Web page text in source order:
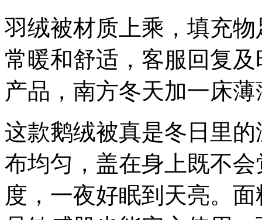
羽绒被材质上乘，填充
常暖和舒适，客服回复
产品，南方冬天加一床
这款鹅绒被真是冬日里
布均匀，盖在身上既不
度，一夜好眠到天亮。